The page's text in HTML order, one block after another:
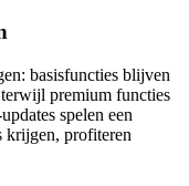
basisfuncties blijven
premium functies
spelen een
krijgen, profiteren